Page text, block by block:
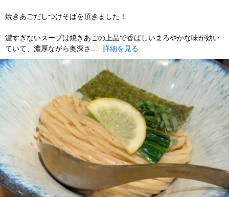
焼きあごだしつけそばを頂きました！
濃すぎないスープは焼きあごの上品で香ばしいまろやかな味が効い
ていて、濃厚ながら奥深さ...
詳細を見る